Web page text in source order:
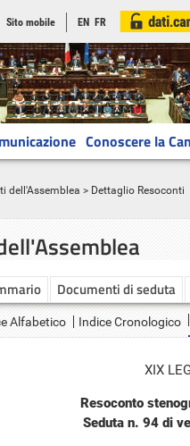
Sito mobile EN FR
Conoscere la
dell'Assemblea > Dettaglio Resoconti
Documenti di seduta
Alfabetico Indice Cronologico
XIX
Resoconto
Seduta n. 94 di